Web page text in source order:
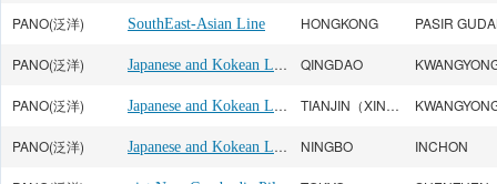
PANO(泛洋) SouthEast-Asian Line HONGKONG PASIR
PANO(泛洋) Japanese and Kokean Line QINGDAO
PANO(泛洋) Japanese and Kokean Line TIANJIN（XINGANG）
PANO(泛洋) Japanese and Kokean Line NINGBO INCHON